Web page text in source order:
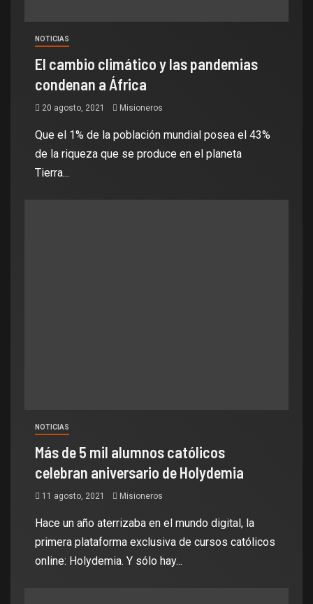
NOTICIAS
El cambio climático y las pandemias
condenan a África
20 agosto, 2021 Misioneros
Que el 1% de la población mundial posea el 43%
de la riqueza que se produce en el planeta
Tierra...
NOTICIAS
Más de 5 mil alumnos católicos
celebran aniversario de Holydemia
11 agosto, 2021 Misioneros
Hace un año aterrizaba en el mundo digital, la
primera plataforma exclusiva de cursos católicos
online: Holydemia. Y sólo hay...